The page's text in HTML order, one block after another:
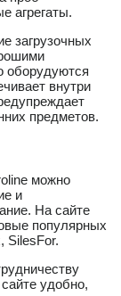
агрегаты.
загрузочных
оборудуются
внутри
предметов.
можно
и
На сайте
популярных
SilesFor.
удобно,